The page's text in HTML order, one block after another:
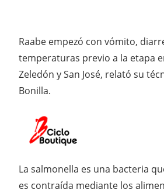
Raabe empezó con vómito,
temperaturas previo a la etapa
Zeledón y San José, relató su
Bonilla.
La salmonella es una bacteria
es contraída mediante los